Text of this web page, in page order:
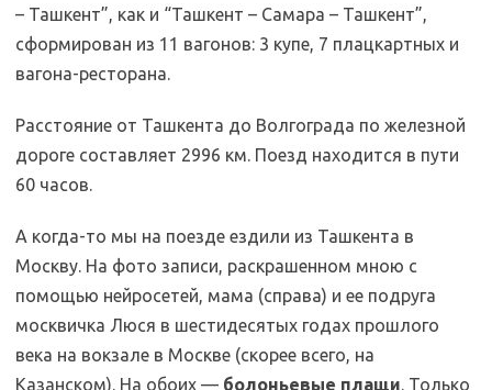
– Ташкент”, как и “Ташкент – Самара – Ташкент”,
сформирован из 11 вагонов: 3 купе, 7 плацкартных и
вагона-ресторана.
Расстояние от Ташкента до Волгограда по железной
дороге составляет 2996 км. Поезд находится в пути
60 часов.
А когда-то мы на поезде ездили из Ташкента в
Москву. На фото записи, раскрашенном мною с
помощью нейросетей, мама (справа) и ее подруга
москвичка Люся в шестидесятых годах прошлого
века на вокзале в Москве (скорее всего, на
Казанском). На обоих — болоньевые плащи. Только